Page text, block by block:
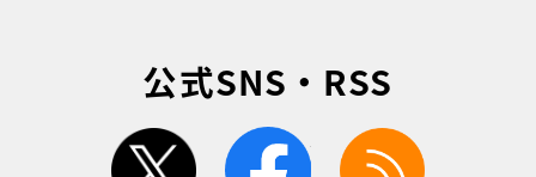
公式SNS・RSS
twitter facebook